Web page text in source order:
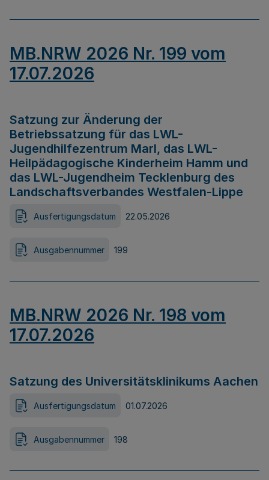
MB.NRW 2026 Nr. 199 vom
17.07.2026
Satzung zur Änderung der
Betriebssatzung für das LWL-
Jugendhilfezentrum Marl, das LWL-
Heilpädagogische Kinderheim Hamm und
das LWL-Jugendheim Tecklenburg des
Landschaftsverbandes Westfalen-Lippe
Ausfertigungsdatum 22.05.2026
Ausgabennummer 199
MB.NRW 2026 Nr. 198 vom
17.07.2026
Satzung des Universitätsklinikums Aachen
Ausfertigungsdatum 01.07.2026
Ausgabennummer 198